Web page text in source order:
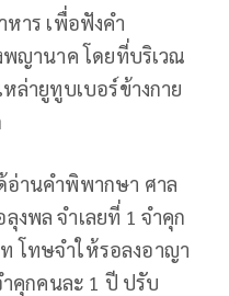
าร เพื่อฟังคำ
ญานาค โดยที่บริเวณ
ล่ายูทูบเบอร์ข้างกาย
อ่านคำพิพากษา ศาล
พล จำเลยที่ 1 จำคุก
โทษจำให้รอลงอาญา
คุกคนละ 1 ปี ปรับ